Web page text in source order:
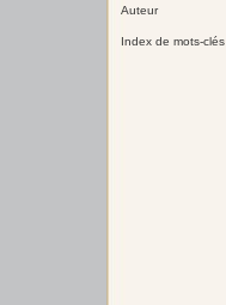
Auteur
Index de mots-clés